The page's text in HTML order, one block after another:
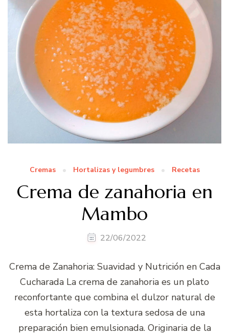
Cremas Hortalizas y legumbres Recetas
Crema de zanahoria en
Mambo
22/06/2022
Crema de Zanahoria: Suavidad y Nutrición en Cada
Cucharada La crema de zanahoria es un plato
reconfortante que combina el dulzor natural de
esta hortaliza con la textura sedosa de una
preparación bien emulsionada. Originaria de la